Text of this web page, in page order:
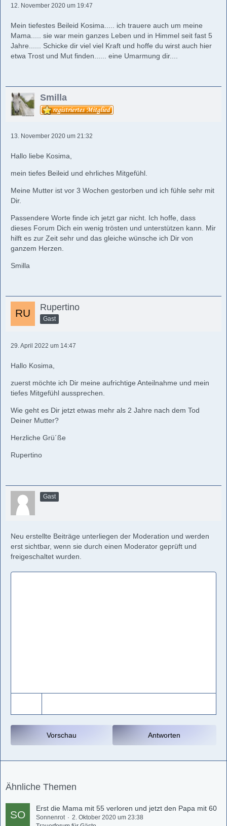
12. November 2020 um 19:47
Mein tiefestes Beileid Kosima..... ich trauere auch um meine
Mama..... sie war mein ganzes Leben und in Himmel seit fast 5
Jahre...... Schicke dir viel viel Kraft und hoffe du wirst auch hier
etwa Trost und Mut finden...... eine Umarmung dir....
Smilla
13. November 2020 um 21:32
Hallo liebe Kosima,
mein tiefes Beileid und ehrliches Mitgefühl.
Meine Mutter ist vor 3 Wochen gestorben und ich fühle sehr mit
Dir.
Passendere Worte finde ich jetzt gar nicht. Ich hoffe, dass
dieses Forum Dich ein wenig trösten und unterstützen kann. Mir
hilft es zur Zeit sehr und das gleiche wünsche ich Dir von
ganzem Herzen.
Smilla
Rupertino
Gast
29. April 2022 um 14:47
Hallo Kosima,
zuerst möchte ich Dir meine aufrichtige Anteilnahme und mein
tiefes Mitgefühl aussprechen.
Wie geht es Dir jetzt etwas mehr als 2 Jahre nach dem Tod
Deiner Mutter?
Herzliche Grü´ße
Rupertino
Gast
Neu erstellte Beiträge unterliegen der Moderation und werden
erst sichtbar, wenn sie durch einen Moderator geprüft und
freigeschaltet wurden.
Antworten
Vorschau
Ähnliche Themen
Erst die Mama mit 55 verloren und jetzt den Papa mit 60
Sonnenrot
2. Oktober 2020 um 23:38